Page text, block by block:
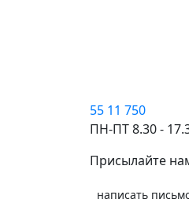
55 11 750
ПН-ПТ 8.30 -
Присылайте
написать